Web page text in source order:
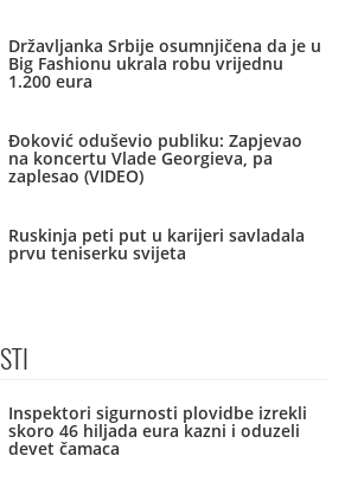
Državljanka Srbije osumnjičena da je u
Big Fashionu ukrala robu vrijednu
1.200 eura
Đoković oduševio publiku: Zapjevao
na koncertu Vlade Georgieva, pa
zaplesao (VIDEO)
Ruskinja peti put u karijeri savladala
prvu teniserku svijeta
Inspektori sigurnosti plovidbe izrekli
skoro 46 hiljada eura kazni i oduzeli
devet čamaca